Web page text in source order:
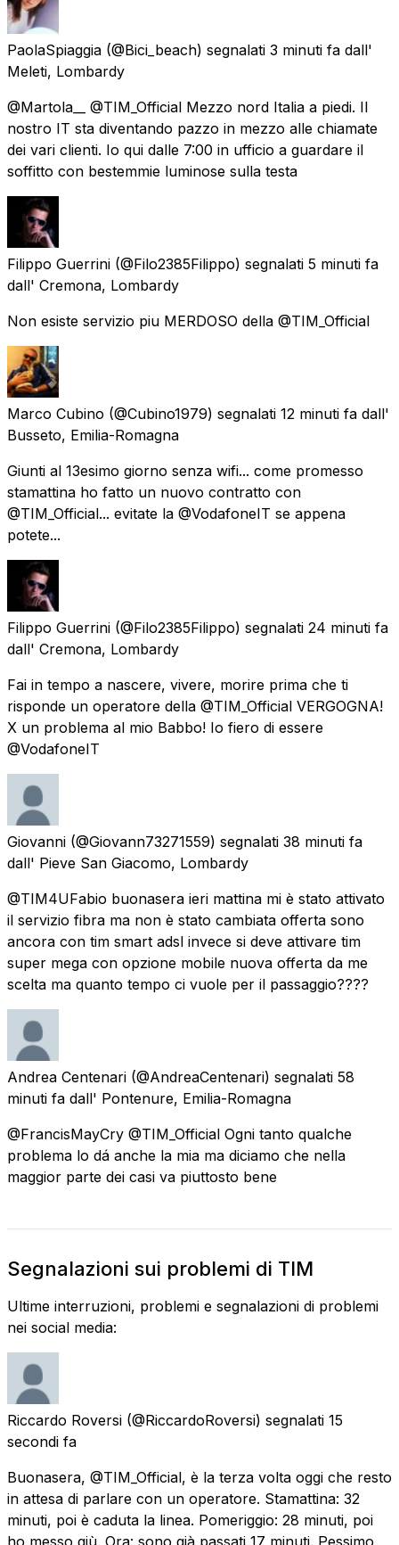
PaolaSpiaggia (@Bici_beach) segnalati 3 minuti fa dall'
Meleti, Lombardy
@Martola__ @TIM_Official Mezzo nord Italia a piedi. Il
nostro IT sta diventando pazzo in mezzo alle chiamate
dei vari clienti. Io qui dalle 7:00 in ufficio a guardare il
soffitto con bestemmie luminose sulla testa
Filippo Guerrini (@Filo2385Filippo) segnalati 5 minuti fa
dall' Cremona, Lombardy
Non esiste servizio piu MERDOSO della @TIM_Official
Marco Cubino (@Cubino1979) segnalati 12 minuti fa dall'
Busseto, Emilia-Romagna
Giunti al 13esimo giorno senza wifi... come promesso
stamattina ho fatto un nuovo contratto con
@TIM_Official... evitate la @VodafoneIT se appena
potete...
Filippo Guerrini (@Filo2385Filippo) segnalati 24 minuti fa
dall' Cremona, Lombardy
Fai in tempo a nascere, vivere, morire prima che ti
risponde un operatore della @TIM_Official VERGOGNA!
X un problema al mio Babbo! Io fiero di essere
@VodafoneIT
Giovanni (@Giovann73271559) segnalati 38 minuti fa
dall' Pieve San Giacomo, Lombardy
@TIM4UFabio buonasera ieri mattina mi è stato attivato
il servizio fibra ma non è stato cambiata offerta sono
ancora con tim smart adsl invece si deve attivare tim
super mega con opzione mobile nuova offerta da me
scelta ma quanto tempo ci vuole per il passaggio????
Andrea Centenari (@AndreaCentenari) segnalati 58
minuti fa dall' Pontenure, Emilia-Romagna
@FrancisMayCry @TIM_Official Ogni tanto qualche
problema lo dá anche la mia ma diciamo che nella
maggior parte dei casi va piuttosto bene
Segnalazioni sui problemi di TIM
Ultime interruzioni, problemi e segnalazioni di problemi
nei social media:
Riccardo Roversi (@RiccardoRoversi) segnalati 15
secondi fa
Buonasera, @TIM_Official, è la terza volta oggi che resto
in attesa di parlare con un operatore. Stamattina: 32
minuti, poi è caduta la linea. Pomeriggio: 28 minuti, poi
ho messo giù. Ora: sono già passati 17 minuti. Pessimo